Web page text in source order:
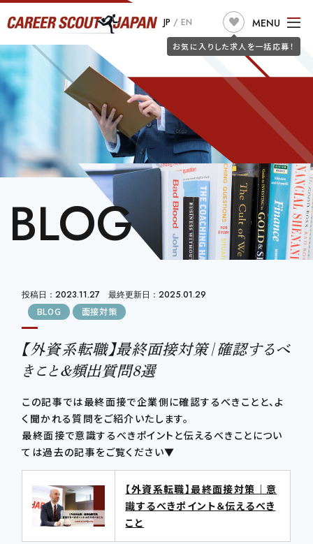
JP / EN
お気に入りした求人を一括応募！
MENU
TOP
JOB SEARCH
CONSULTANTS
JOB SEEKERS
CLIENT
ABOUT US
JOIN CSJ
BLOG
詐欺警告
CONTSCT US
TEL. 03-4580-6150
求人検索
JOB SEARCH
こだわり条件で探す フリーワードで探す
職種
勤務地
この条件で検索する
条件をリセットする
BLOG
投稿日：2023.11.27 最終更新日：2025.01.29
BLOG
面接対策
【外資系転職】最終面接対策｜確認するべ
きこと＆頻出質問8選
この記事では最終面接で企業側に確認するべきことと、よ
く聞かれる質問をご紹介いたします。
最終面接で意識するべきポイントと伝えるべきことについ
ては過去の記事をご覧ください▼
【外資系転職】最終面接対策｜意
識するべきポイント＆伝えるべき
こと